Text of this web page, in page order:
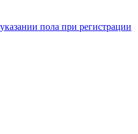
пола при регистрации